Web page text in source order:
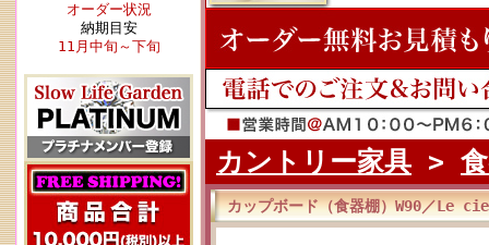
オーダー状況
納期目安
11月中旬～下旬
カントリー家具 >
カップボード（食器棚）W90／Le